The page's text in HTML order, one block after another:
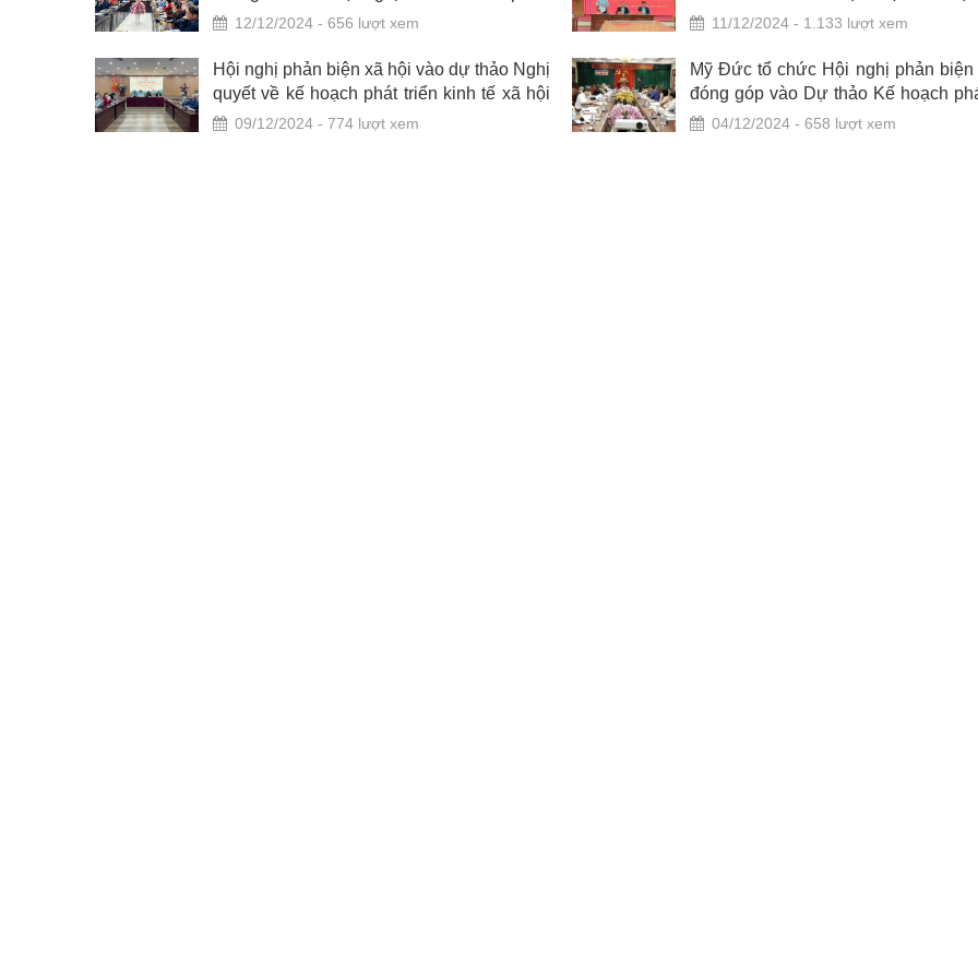
biện xã hội, góp ý báo cáo của UBND quận
12/12/2024 - 656 lượt xem
triển kinh tế - xã hội năm 2024 và
quận Nam Từ Liêm
11/12/2024 - 1.133 lượt xem
Hội nghị phản biện xã hội vào dự thảo Nghị
quyết về kế hoạch phát triển kinh tế xã hội
năm 2025 của quận Cầu Giấy
09/12/2024 - 774 lượt xem
Mỹ Đức tổ chức Hội nghị phản biện
đóng góp vào Dự thảo Kế hoạch
kinh tế - xã hội của huyện năm 2025
04/12/2024 - 658 lượt xem